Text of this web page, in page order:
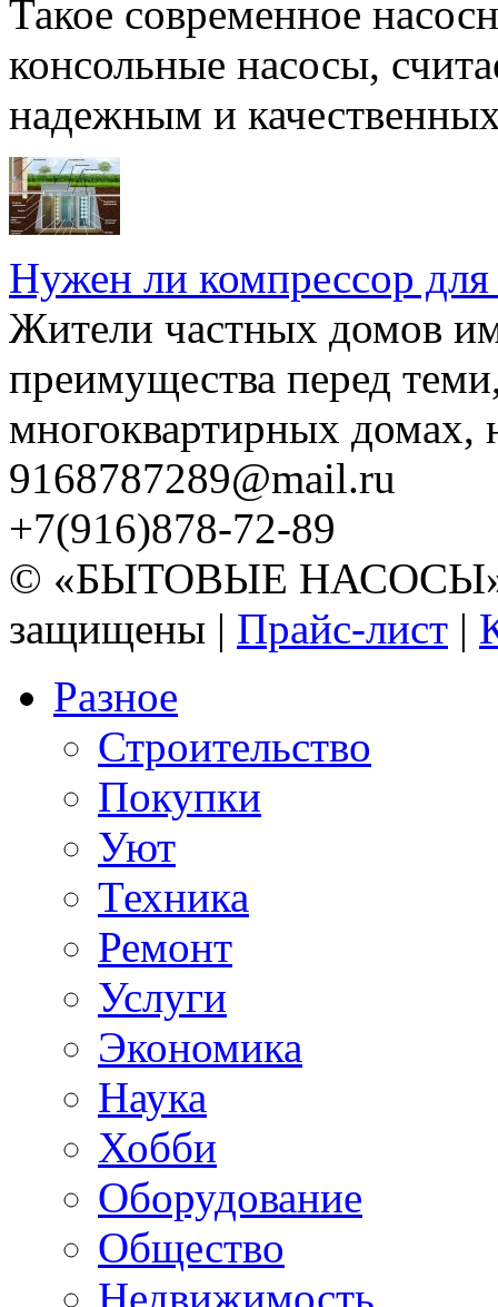
Такое современное
консольные насосы,
надежным и
Нужен ли компрессор для
Жители частных домов
преимущества перед
многоквартирных домах,
9168787289@mail.ru
+7(916)878-72-89
© «БЫТОВЫЕ НАСОСЫ»
защищены | Прайс-лист |
Разное
Строительство
Покупки
Уют
Техника
Ремонт
Услуги
Экономика
Наука
Хобби
Оборудование
Общество
Недвижимость